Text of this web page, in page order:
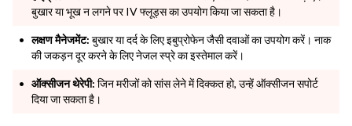
बुखार या भूख न लगने पर IV फ्लूड्स का उपयोग किया जा सकता है।
लक्षण मैनेजमेंट: बुखार या दर्द के लिए इबुप्रोफेन जैसी दवाओं का उपयोग करें। नाक
की जकड़न दूर करने के लिए नेजल स्प्रे का इस्तेमाल करें।
ऑक्सीजन थेरेपी: जिन मरीजों को सांस लेने में दिक्कत हो, उन्हें ऑक्सीजन सपोर्ट
दिया जा सकता है।